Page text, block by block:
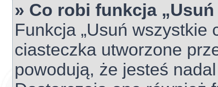
» Co robi funkcja
Funkcja „Usuń wszystkie
ciasteczka utworzone
powodują, że jesteś